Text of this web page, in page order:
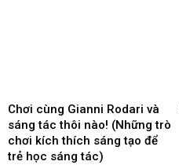
Chơi cùng Gianni Rodari và
sáng tác thôi nào! (Những trò
chơi kích thích sáng tạo để
trẻ học sáng tác)